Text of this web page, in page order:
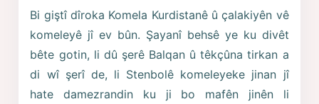
Bi giştî dîroka Komela Kurdistanê û çalakiyên vê
komeleyê jî ev bûn. Şayanî behsê ye ku divêt
bête gotin, li dû şerê Balqan û têkçûna tirkan a
di wî şerî de, li Stenbolê komeleyeke jinan jî
hate damezrandin ku ji bo mafên jinên li